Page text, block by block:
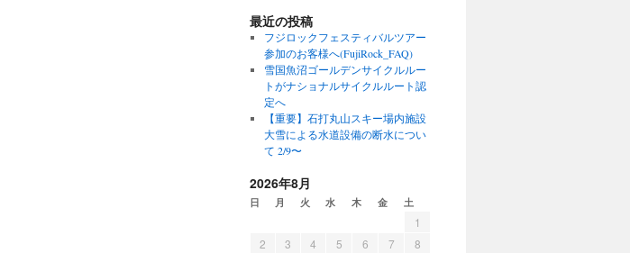
最近の投稿
フジロックフェスティバルツアー
参加のお客様へ(FujiRock_FAQ)
雪国魚沼ゴールデンサイクルルー
トがナショナルサイクルルート認
定へ
【重要】石打丸山スキー場内施設
大雪による水道設備の断水につい
て 2/9〜
2026年8月
日 月 火 水 木 金 土
1
2
3 4 5 6 7 8